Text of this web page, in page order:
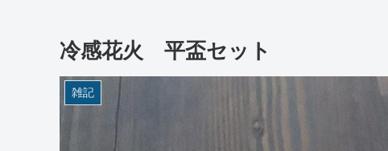
冷感花火 平盃セット
雑記